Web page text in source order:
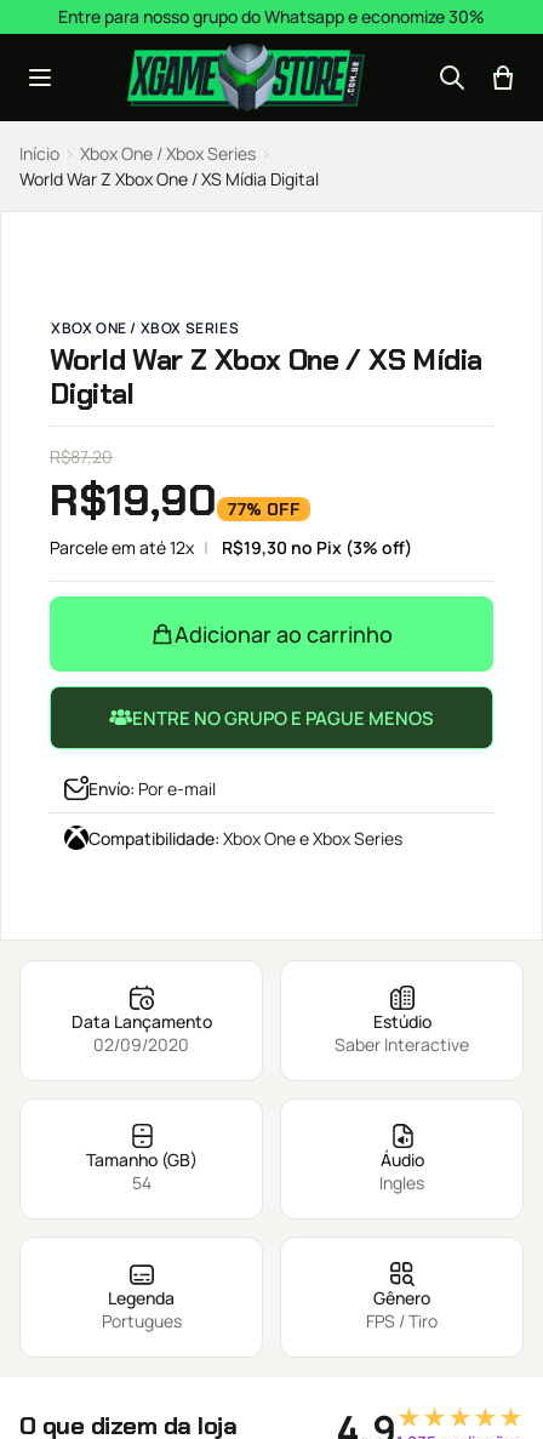
Pular para o conteúdo
Entre para nosso grupo do Whatsapp e economize 30%
Início › Xbox One / Xbox Series ›
World War Z Xbox One / XS Mídia Digital
XBOX ONE / XBOX SERIES
World War Z Xbox One / XS Mídia
Digital
R$87,20
R$19,90 77% OFF
Parcele em até 12x R$19,30 no Pix (3% off)
Adicionar ao carrinho
ENTRE NO GRUPO E PAGUE MENOS
Envío: Por e-mail
Compatibilidade: Xbox One e Xbox Series
Data Lançamento
02/09/2020
Estúdio
Saber Interactive
Tamanho (GB)
54
Áudio
Ingles
Legenda
Portugues
Gênero
FPS / Tiro
O que dizem da loja ★★★★★